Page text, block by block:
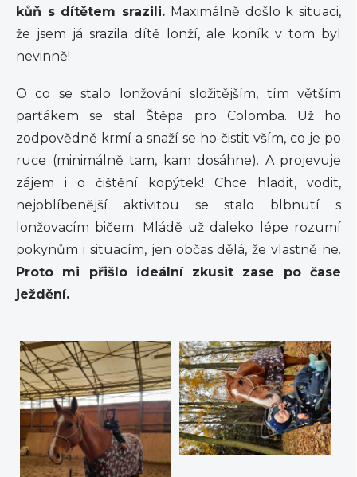
kůň s dítětem srazili. Maximálně došlo k situaci,
že jsem já srazila dítě lonží, ale koník v tom byl
nevinně!
O co se stalo lonžování složitějším, tím větším
parťákem se stal Štěpa pro Colomba. Už ho
zodpovědně krmí a snaží se ho čistit vším, co je po
ruce (minimálně tam, kam dosáhne). A projevuje
zájem i o čištění kopýtek! Chce hladit, vodit,
nejoblíbenější aktivitou se stalo blbnutí s
lonžovacím bičem. Mládě už daleko lépe rozumí
pokynům i situacím, jen občas dělá, že vlastně ne.
Proto mi přišlo ideální zkusit zase po čase
ježdění.